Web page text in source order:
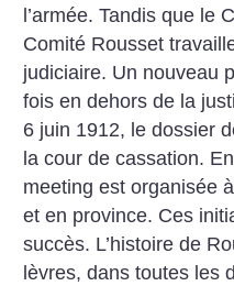
l’armée. Tandis que le
Comité Rousset
judiciaire. Un nouveau
fois en dehors de la
6 juin 1912, le dossier
la cour de cassation.
meeting est organisée
et en province. Ces
succès. L’histoire de
lèvres, dans toutes les